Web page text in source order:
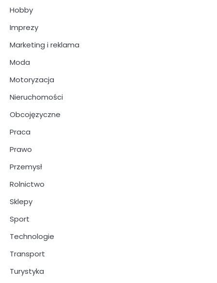
Hobby
Imprezy
Marketing i reklama
Moda
Motoryzacja
Nieruchomości
Obcojęzyczne
Praca
Prawo
Przemysł
Rolnictwo
Sklepy
Sport
Technologie
Transport
Turystyka